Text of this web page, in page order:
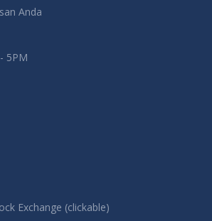
Anda
5PM
Exchange (clickable)